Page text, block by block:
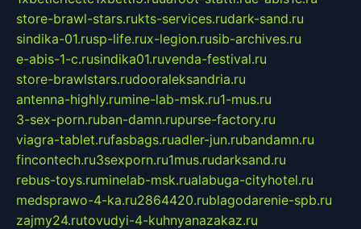
store-brawl-stars.rukts-services.rudark-sand.ru
sindika-01.rusp-life.rux-legion.rusib-archives.ru
e-abis-1-c.rusindika01.ruvenda-festival.ru
store-brawlstars.rudooraleksandria.ru
antenna-highly.rumine-lab-msk.ru1-mus.ru
3-sex-porn.ruban-damn.rupurse-factory.ru
viagra-tablet.rufasbags.ruadler-jun.rubandamn.ru
fincontech.ru3sexporn.ru1mus.rudarksand.ru
rebus-toys.ruminelab-msk.rualabuga-cityhotel.ru
medsprawo-4-ka.ru2864420.rublagodarenie-spb.ru
zajmy24.rutovudyi-4-kuhnyanazakaz.ru